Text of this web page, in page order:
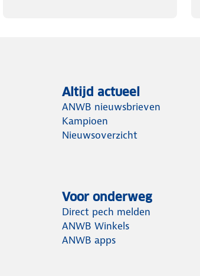
Altijd actueel
ANWB nieuwsbrieven
Kampioen
Nieuwsoverzicht
Voor onderweg
Direct pech melden
ANWB Winkels
ANWB apps